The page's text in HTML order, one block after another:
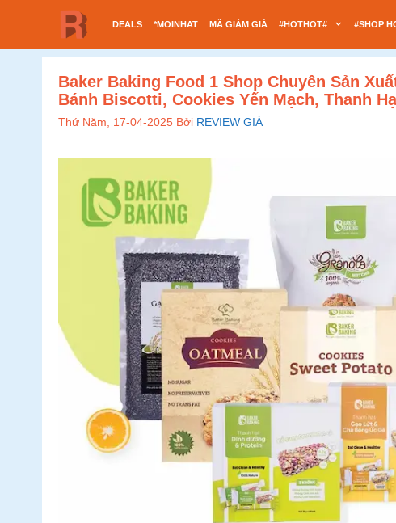
nội
DEALS *MOINHAT MÃ GIẢM GIÁ #HOTHOT# #SHOP
Baker Baking Food 1 Shop Chuyên Sản
Bánh Biscotti, Cookies Yến Mạch, Thanh
Thứ Năm, 17-04-2025 Bởi REVIEW GIÁ